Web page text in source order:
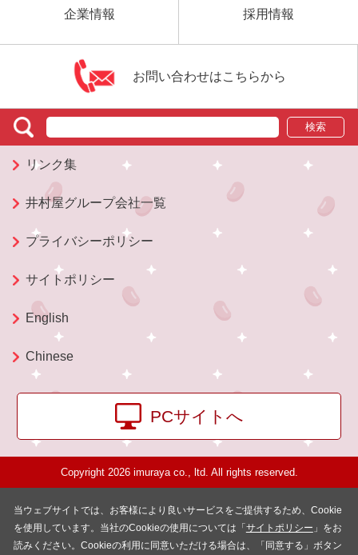
当ウェブサイトでは、お客様により良いサービスをご提供するため、Cookie
を使用しています。当社のCookieの使用については「 サイトポリシー 」をお
読みください。Cookieの利用に同意いただける場合は、「同意する」ボタン
企業情報 採用情報
お問い合わせはこちらから
検索
リンク集
井村屋グループ会社一覧
プライバシーポリシー
サイトポリシー
English
Chinese
PCサイトへ
Copyright 2026 imuraya co., ltd. All rights reserved.